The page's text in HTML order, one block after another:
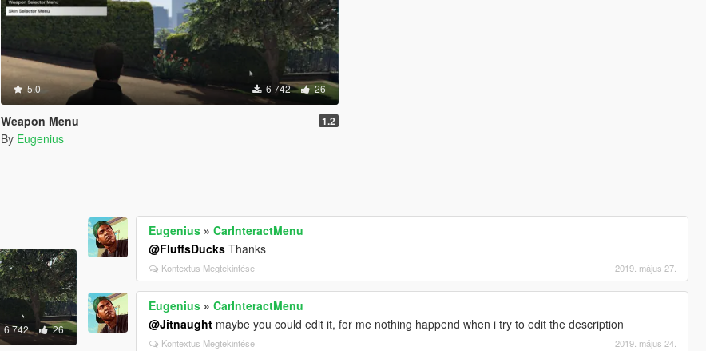
5.0 6 742 26
Weapon Menu 1.2
By Eugenius
6 742 26
Eugenius »CarInteractMenu
@FluffsDucks Thanks
Kontextus Megtekintése 2019. május 27.
Eugenius »CarInteractMenu
@Jitnaught maybe you could edit it, for me nothing happend when i try to edit the description
Kontextus Megtekintése 2019. május 24.